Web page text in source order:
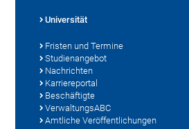
Universität
Fristen und Termine
Studienangebot
Nachrichten
Karriereportal
Beschäftigte
VerwaltungsABC
Amtliche Veröffentlichungen